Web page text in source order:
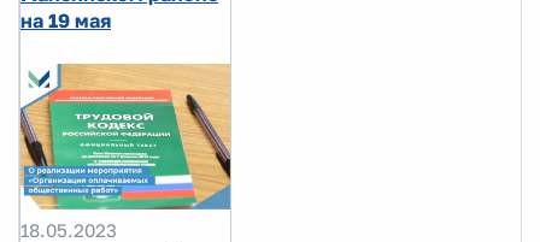
на 19 мая
18.05.2023